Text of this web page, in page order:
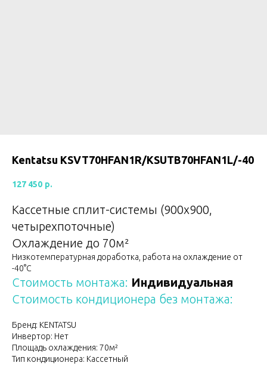
Kentatsu KSVT70HFAN1R/KSUTB70HFAN1L/-40
127 450 р.
Кассетные сплит-системы (900х900,
четырехпоточные)
Охлаждение до 70м²
Низкотемпературная доработка, работа на охлаждение от
-40°С
Стоимость монтажа: Индивидуальная
Стоимость кондиционера без монтажа:
Бренд: KENTATSU
Инвертор: Нет
Площадь охлаждения: 70м²
Тип кондиционера: Кассетный